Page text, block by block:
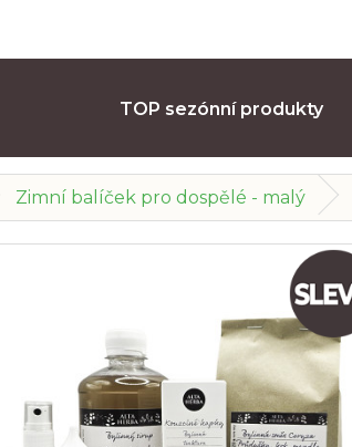
TOP sezónní produkty
Zimní balíček pro dospělé - malý